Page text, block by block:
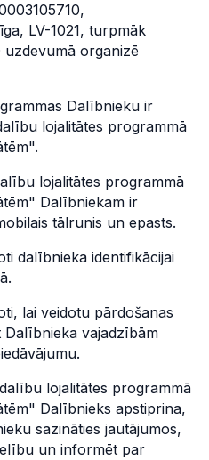
LV-1021, turpmāk
uzdevumā organizē
Dalībnieku ir
lojalitātes programmā
lojalitātes programmā
Dalībniekam ir
tālrunis un epasts.
dalībnieka identifikācijai
lai veidotu pārdošanas
vajadzībām
lojalitātes programmā
Dalībnieks apstiprina,
sazināties jautājumos,
un informēt par